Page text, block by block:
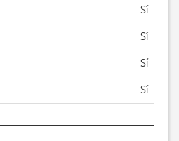
Sí
Sí
Sí
Sí